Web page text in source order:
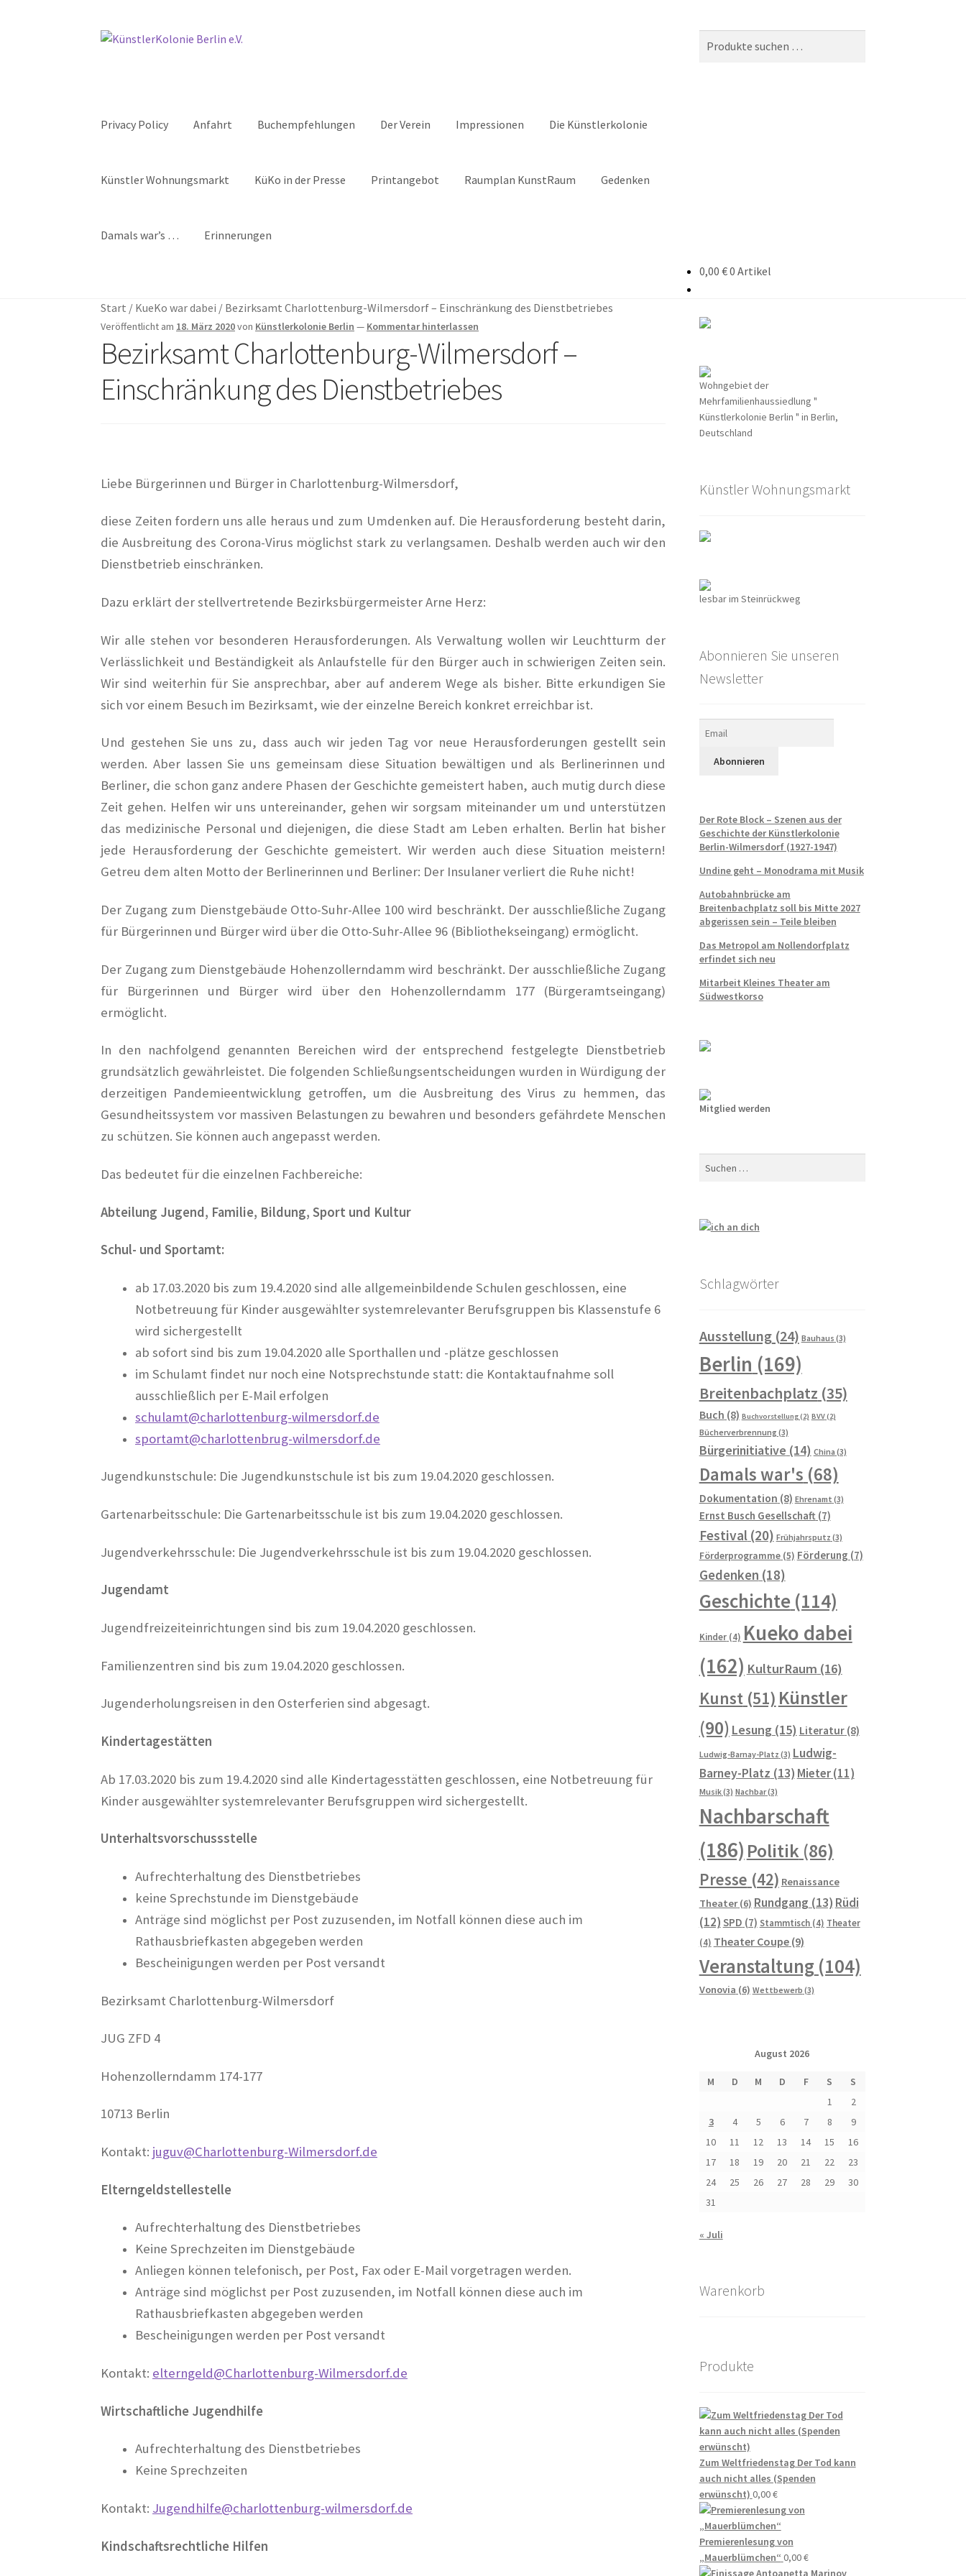
Zur
Zum
Privacy Policy Anfahrt Buchempfehlungen Der Verein Impressionen Die Künstlerkolonie
Künstler Wohnungsmarkt KüKo in der Presse Printangebot Raumplan KunstRaum Gedenken
Damals war’s … Erinnerungen
Bestellung abgeschlossen Bewohner/innen BewohnerInnen Buchempfehlungen
Der Verein Die Künstlerkolonie Dies und Das Dies und Das Entstehungsgeschichte ErinnerungenFragen an KüKo
GästebuchGedenken Gedenktafeln Grundsteinlegung Hoffest 2023Ihr Kunst Blog in Corona Zeiten
Willkommen
0,00 €0 Artikel
Start / KueKo war dabei / Bezirksamt Charlottenburg-Wilmersdorf – Einschränkung des Dienstbetriebes
Veröffentlicht am 18. März 2020von Künstlerkolonie Berlin — Kommentar hinterlassen
Bezirksamt Charlottenburg-Wilmersdorf –
Einschränkung des Dienstbetriebes
Liebe Bürgerinnen und Bürger in Charlottenburg-Wilmersdorf,
diese Zeiten fordern uns alle heraus und zum Umdenken auf. Die Herausforderung besteht darin,
die Ausbreitung des Corona-Virus möglichst stark zu verlangsamen. Deshalb werden auch wir den
Dienstbetrieb einschränken.
Dazu erklärt der stellvertretende Bezirksbürgermeister Arne Herz:
Wir alle stehen vor besonderen Herausforderungen. Als Verwaltung wollen wir Leuchtturm der
Verlässlichkeit und Beständigkeit als Anlaufstelle für den Bürger auch in schwierigen Zeiten sein.
Wir sind weiterhin für Sie ansprechbar, aber auf anderem Wege als bisher. Bitte erkundigen Sie
sich vor einem Besuch im Bezirksamt, wie der einzelne Bereich konkret erreichbar ist.
Und gestehen Sie uns zu, dass auch wir jeden Tag vor neue Herausforderungen gestellt sein
werden. Aber lassen Sie uns gemeinsam diese Situation bewältigen und als Berlinerinnen und
Berliner, die schon ganz andere Phasen der Geschichte gemeistert haben, auch mutig durch diese
Zeit gehen. Helfen wir uns untereinander, gehen wir sorgsam miteinander um und unterstützen
das medizinische Personal und diejenigen, die diese Stadt am Leben erhalten. Berlin hat bisher
jede Herausforderung der Geschichte gemeistert. Wir werden auch diese Situation meistern!
Getreu dem alten Motto der Berlinerinnen und Berliner: Der Insulaner verliert die Ruhe nicht!
Der Zugang zum Dienstgebäude Otto-Suhr-Allee 100 wird beschränkt. Der ausschließliche Zugang
für Bürgerinnen und Bürger wird über die Otto-Suhr-Allee 96 (Bibliothekseingang) ermöglicht.
Der Zugang zum Dienstgebäude Hohenzollerndamm wird beschränkt. Der ausschließliche Zugang
für Bürgerinnen und Bürger wird über den Hohenzollerndamm 177 (Bürgeramtseingang)
ermöglicht.
In den nachfolgend genannten Bereichen wird der entsprechend festgelegte Dienstbetrieb
grundsätzlich gewährleistet. Die folgenden Schließungsentscheidungen wurden in Würdigung der
derzeitigen Pandemieentwicklung getroffen, um die Ausbreitung des Virus zu hemmen, das
Gesundheitssystem vor massiven Belastungen zu bewahren und besonders gefährdete Menschen
zu schützen. Sie können auch angepasst werden.
Das bedeutet für die einzelnen Fachbereiche:
Abteilung Jugend, Familie, Bildung, Sport und Kultur
Schul- und Sportamt:
ab 17.03.2020 bis zum 19.4.2020 sind alle allgemeinbildende Schulen geschlossen, eine
Notbetreuung für Kinder ausgewählter systemrelevanter Berufsgruppen bis Klassenstufe 6
wird sichergestellt
ab sofort sind bis zum 19.04.2020 alle Sporthallen und -plätze geschlossen
im Schulamt findet nur noch eine Notsprechstunde statt: die Kontaktaufnahme soll
ausschließlich per E-Mail erfolgen
schulamt@charlottenburg-wilmersdorf.de
sportamt@charlottenbrug-wilmersdorf.de
Jugendkunstschule: Die Jugendkunstschule ist bis zum 19.04.2020 geschlossen.
Gartenarbeitsschule: Die Gartenarbeitsschule ist bis zum 19.04.2020 geschlossen.
Jugendverkehrsschule: Die Jugendverkehrsschule ist bis zum 19.04.2020 geschlossen.
Jugendamt
Jugendfreizeiteinrichtungen sind bis zum 19.04.2020 geschlossen.
Familienzentren sind bis zum 19.04.2020 geschlossen.
Jugenderholungsreisen in den Osterferien sind abgesagt.
Kindertagestätten
Ab 17.03.2020 bis zum 19.4.2020 sind alle Kindertagesstätten geschlossen, eine Notbetreuung für
Kinder ausgewählter systemrelevanter Berufsgruppen wird sichergestellt.
Unterhaltsvorschussstelle
Aufrechterhaltung des Dienstbetriebes
keine Sprechstunde im Dienstgebäude
Anträge sind möglichst per Post zuzusenden, im Notfall können diese auch im
Rathausbriefkasten abgegeben werden
Bescheinigungen werden per Post versandt
Bezirksamt Charlottenburg-Wilmersdorf
JUG ZFD 4
Hohenzollerndamm 174-177
10713 Berlin
Kontakt: juguv@Charlottenburg-Wilmersdorf.de
Elterngeldstellestelle
Aufrechterhaltung des Dienstbetriebes
Keine Sprechzeiten im Dienstgebäude
Anliegen können telefonisch, per Post, Fax oder E-Mail vorgetragen werden.
Anträge sind möglichst per Post zuzusenden, im Notfall können diese auch im
Rathausbriefkasten abgegeben werden
Bescheinigungen werden per Post versandt
Kontakt: elterngeld@Charlottenburg-Wilmersdorf.de
Wirtschaftliche Jugendhilfe
Aufrechterhaltung des Dienstbetriebes
Keine Sprechzeiten
Kontakt: Jugendhilfe@charlottenburg-wilmersdorf.de
Kindschaftsrechtliche Hilfen
Wohngebiet der
Mehrfamilienhaussiedlung "
Künstlerkolonie Berlin " in Berlin,
Deutschland
Künstler Wohnungsmarkt
lesbar im Steinrückweg
Abonnieren Sie unseren
Newsletter
Der Rote Block – Szenen aus der
Geschichte der Künstlerkolonie
Berlin-Wilmersdorf (1927-1947)
Undine geht – Monodrama mit Musik
Autobahnbrücke am
Breitenbachplatz soll bis Mitte 2027
abgerissen sein – Teile bleiben
Das Metropol am Nollendorfplatz
erfindet sich neu
Mitarbeit Kleines Theater am
Südwestkorso
Mitglied werden
Schlagwörter
Ausstellung(24) Bauhaus (3)
Berlin (169)
Breitenbachplatz (35)
Buch (8) Buchvorstellung(2) BVV(2)
Bücherverbrennung (3)
Bürgerinitiative (14) China (3)
Damals war's (68)
Dokumentation (8) Ehrenamt (3)
Ernst Busch Gesellschaft(7)
Festival(20) Frühjahrsputz (3)
Förderprogramme(5) Förderung (7)
Gedenken (18)
Geschichte(114)
Kinder(4) Kueko dabei
(162) KulturRaum (16)
Kunst(51) Künstler
(90) Lesung (15) Literatur(8)
Ludwig-Barnay-Platz (3) Ludwig-
Barney-Platz (13) Mieter(11)
Musik(3) Nachbar(3)
Nachbarschaft
(186) Politik(86)
Presse (42) Renaissance
Theater(6) Rundgang (13) Rüdi
(12) SPD (7) Stammtisch(4) Theater
(4) Theater Coupe(9)
Veranstaltung (104)
Vonovia (6) Wettbewerb (3)
August 2026
M D M D F S
S
1
2
3
4 5 6 7 8
9
10
11 12 13 14 15
16
17
18 19 20 21 22
23
24
25 26 27 28 29
30
31
« Juli
Warenkorb
Produkte
Zum Weltfriedenstag Der Tod kann
auch nicht alles (Spenden
erwünscht) 0,00€
Premierenlesung von
„Mauerblümchen“ 0,00€